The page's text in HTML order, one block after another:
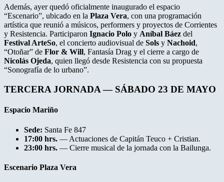
Además, ayer quedó oficialmente inaugurado el espacio
“Escenario”, ubicado en la Plaza Vera, con una programación
artística que reunió a músicos, performers y proyectos de Corrientes
y Resistencia. Participaron Ignacio Polo y Aníbal Báez del
Festival ArteSo, el concierto audiovisual de Sols y Nachoid,
“Otoñar” de Flor & Will, Fantasía Drag y el cierre a cargo de
Nicolás Ojeda, quien llegó desde Resistencia con su propuesta
“Sonografía de lo urbano”.
TERCERA JORNADA — SÁBADO 23 DE MAYO
Espacio Mariño
Sede: Santa Fe 847
17:00 hrs. — Actuaciones de Capitán Teuco + Cristian.
23:00 hrs. — Cierre musical de la jornada con la Bailunga.
Escenario Plaza Vera